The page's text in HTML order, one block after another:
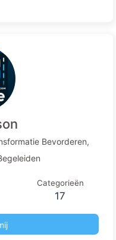
Bevorderen,
Categorieën
17